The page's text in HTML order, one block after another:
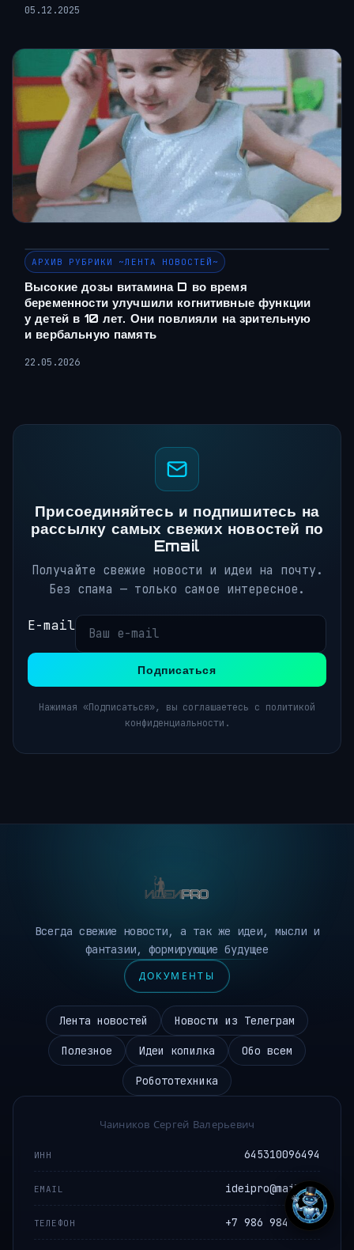
05.12.2025
АРХИВ РУБРИКИ ~ЛЕНТА НОВОСТЕЙ~
Высокие дозы витамина D во время
беременности улучшили когнитивные функции
у детей в 10 лет. Они повлияли на зрительную
и вербальную память
22.05.2026
Присоединяйтесь и подпишитесь на
рассылку самых свежих новостей по
Email
Получайте свежие новости и идеи на почту.
Без спама — только самое интересное.
E-mail
Подписаться
Нажимая «Подписаться», вы соглашаетесь с политикой
конфиденциальности.
Всегда свежие новости, а так же идеи, мысли и
фантазии, формирующие будущее
ДОКУМЕНТЫ
Лента новостей Новости из Телеграм
Полезное Идеи копилка Обо всем
Робототехника
Чаиников Сергей Валерьевич
ИНН 645310096494
EMAIL ideipro@mail.ru
ТЕЛЕФОН +7 986 984 9672